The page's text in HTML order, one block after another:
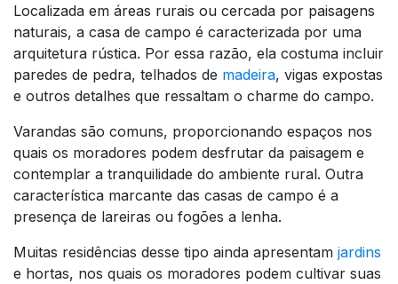
Localizada em áreas rurais ou cercada por paisagens
naturais, a casa de campo é caracterizada por uma
arquitetura rústica. Por essa razão, ela costuma incluir
paredes de pedra, telhados de madeira, vigas expostas
e outros detalhes que ressaltam o charme do campo.
Varandas são comuns, proporcionando espaços nos
quais os moradores podem desfrutar da paisagem e
contemplar a tranquilidade do ambiente rural. Outra
característica marcante das casas de campo é a
presença de lareiras ou fogões a lenha.
Muitas residências desse tipo ainda apresentam jardins
e hortas, nos quais os moradores podem cultivar suas